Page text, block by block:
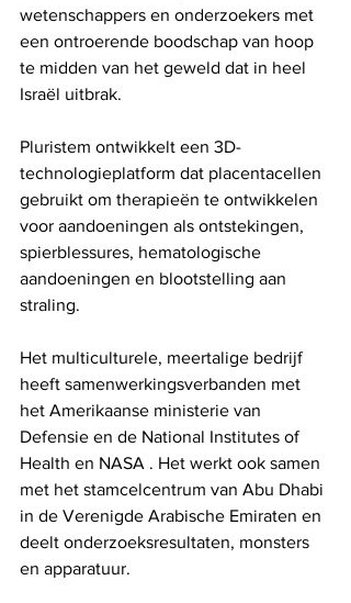
wetenschappers en onderzoekers met
een ontroerende boodschap van hoop
te midden van het geweld dat in heel
Israël uitbrak.
Pluristem ontwikkelt een 3D-
technologieplatform dat placentacellen
gebruikt om therapieën te ontwikkelen
voor aandoeningen als ontstekingen,
spierblessures, hematologische
aandoeningen en blootstelling aan
straling.
Het multiculturele, meertalige bedrijf
heeft samenwerkingsverbanden met
het Amerikaanse ministerie van
Defensie en de National Institutes of
Health en NASA . Het werkt ook samen
met het stamcelcentrum van Abu Dhabi
in de Verenigde Arabische Emiraten en
deelt onderzoeksresultaten, monsters
en apparatuur.